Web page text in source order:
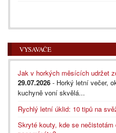
VYSAVAČE
Jak v horkých měsících udržet
29.07.2026 - Horký letní večer,
kuchyně voní skvělá...
Rychlý letní úklid: 10 tipů na
Skryté kouty, kde se